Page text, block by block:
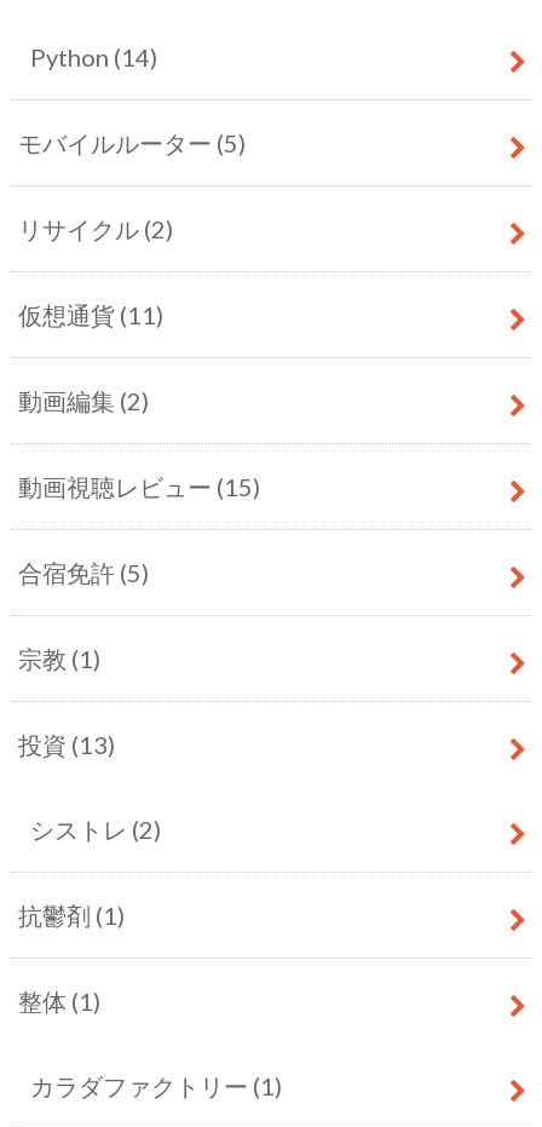
Python (14)
モバイルルーター (5)
リサイクル (2)
仮想通貨 (11)
動画編集 (2)
動画視聴レビュー (15)
合宿免許 (5)
宗教 (1)
投資 (13)
シストレ (2)
抗鬱剤 (1)
整体 (1)
カラダファクトリー (1)